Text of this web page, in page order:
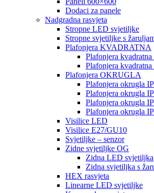
Dodaci za panele
Nadgradna rasvjeta
Stropne LED svjetiljke
Stropne svjetiljke s
Plafonjera KVADRATNA
Plafonjera kvadratna
Plafonjera kvadratna
Plafonjera OKRUGLA
Plafonjera okrugla
Plafonjera okrugla
Plafonjera okrugla
Plafonjera okrugla
Visilice LED
Visilice E27/GU10
Svjetiljke – senzor
Zidne svjetiljke OG
Zidna LED svjetiljka
Zidna svjetiljka s
HEX rasvjeta
Linearne LED svjetiljke